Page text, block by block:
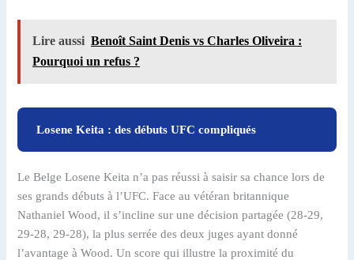
Lire aussi Benoît Saint Denis vs Charles Oliveira :
Pourquoi un refus ?
Losene Keita : des débuts UFC compliqués
Le Belge Losene Keita n’a pas réussi à saisir sa chance lors de
ses grands débuts à l’UFC. Face au vétéran britannique
Nathaniel Wood, il s’incline sur une décision partagée (28-29,
29-28, 29-28), la plus serrée des deux juges ayant donné
l’avantage à Wood. Un score qui illustre la proximité du